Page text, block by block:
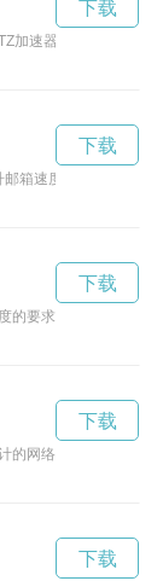
加速器安卓版，带给
下载
箱速度的工具，让你
下载
的要求也越来越高。
下载
的网络加速工具，最
下载
下载